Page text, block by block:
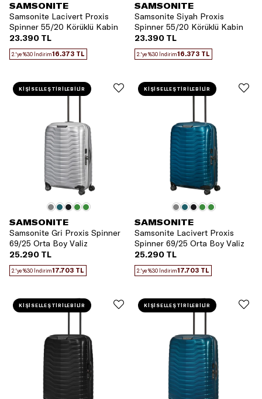
SAMSONITE
Samsonite Lacivert Proxis
Spinner 55/20 Körüklü Kabin
Boy Valiz
23.390 TL
2.'ye %30 İndirim16.373 TL
SAMSONITE
Samsonite Siyah Proxis
Spinner 55/20 Körüklü Kabin
Boy Valiz
23.390 TL
2.'ye %30 İndirim16.373 TL
SAMSONITE
Samsonite Gri Proxis Spinner
69/25 Orta Boy Valiz
25.290 TL
2.'ye %30 İndirim17.703 TL
KİŞİSELLEŞTİRİLEBİLİR
SAMSONITE
Samsonite Lacivert Proxis
Spinner 69/25 Orta Boy Valiz
25.290 TL
2.'ye %30 İndirim17.703 TL
KİŞİSELLEŞTİRİLEBİLİR
KİŞİSELLEŞTİRİLEBİLİR KİŞİSELLEŞTİRİLEBİLİR